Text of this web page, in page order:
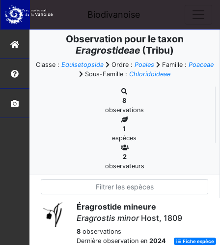
Biodivanoise
Observation pour le taxon
Eragrostideae(Tribu)
Classe : Equisetopsida Ordre : Poales Famille : Poaceae
Sous-Famille : Chloridoideae
8
observations
1
espèces
2
observateurs
Éragrostide mineure
Eragrostis minorHost, 1809
8 observations
Dernière observation en 2024 Fiche espèce